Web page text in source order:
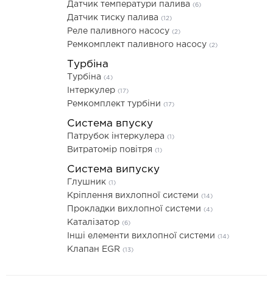
Датчик температури палива (6)
Датчик тиску палива (12)
Реле паливного насосу (2)
Ремкомплект паливного насосу (2)
Турбіна
Турбіна (4)
Інтеркулер (17)
Ремкомплект турбіни (17)
Система впуску
Патрубок інтеркулера (1)
Витратомір повітря (1)
Система випуску
Глушник (1)
Кріплення вихлопної системи (14)
Прокладки вихлопної системи (4)
Каталізатор (6)
Інші елементи вихлопної системи (14)
Клапан EGR (13)